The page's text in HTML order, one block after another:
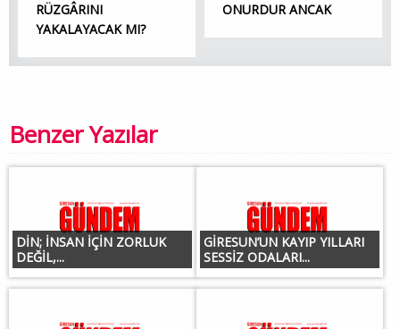
RÜZGÂRINI
YAKALAYACAK MI?
ONURDUR ANCAK
Benzer Yazılar
DİN; İNSAN İÇİN ZORLUK
DEĞİL,...
GİRESUN’UN KAYIP YILLARI
SESSİZ ODALARI...